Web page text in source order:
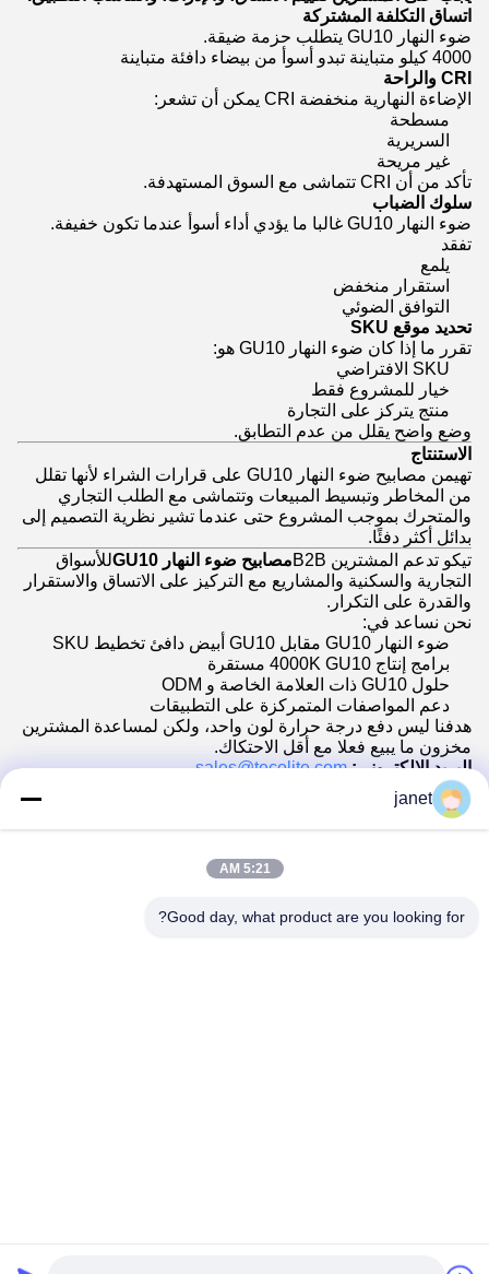
اتساق التكلفة المشتركة
ضوء النهار GU10 يتطلب حزمة ضيقة.
4000 كيلو متباينة تبدو أسوأ من بيضاء دافئة متباينة
CRI والراحة
الإضاءة النهارية منخفضة CRI يمكن أن تشعر:
مسطحة
السريرية
غير مريحة
تأكد من أن CRI تتماشى مع السوق المستهدفة.
سلوك الضباب
ضوء النهار GU10 غالبا ما يؤدي أداء أسوأ عندما تكون خفيفة.
تفقد
يلمع
استقرار منخفض
التوافق الضوئي
تحديد موقع SKU
تقرر ما إذا كان ضوء النهار GU10 هو:
SKU الافتراضي
خيار للمشروع فقط
منتج يتركز على التجارة
وضع واضح يقلل من عدم التطابق.
الاستنتاج
تهيمن مصابيح ضوء النهار GU10 على قرارات الشراء لأنها تقلل
من المخاطر وتبسيط المبيعات وتتماشى مع الطلب التجاري
والمتحرك بموجب المشروع حتى عندما تشير نظرية التصميم إلى
بدائل أكثر دفئًا.
تيكو تدعم المشترين B2B
مصابيح ضوء النهار GU10
للأسواق
التجارية والسكنية والمشاريع مع التركيز على الاتساق والاستقرار
والقدرة على التكرار.
نحن نساعد في:
ضوء النهار GU10 مقابل GU10 أبيض دافئ تخطيط SKU
برامج إنتاج 4000K GU10 مستقرة
حلول GU10 ذات العلامة الخاصة و ODM
دعم المواصفات المتمركزة على التطبيقات
هدفنا ليس دفع درجة حرارة لون واحد، ولكن لمساعدة المشترين
مخزون ما يبيع فعلا مع أقل الاحتكاك.
البريد الإلكتروني: sales@tecolite.com
الموقع:
www.tecolite.com
أخبرنا عن سوقك المستهدف ومزيج التطبيقات
سنساعدك على تحديد ما إذا كان ضوء النهار GU10 يجب أن يقع
janet
5:21 AM
Good day, what product are you looking for?